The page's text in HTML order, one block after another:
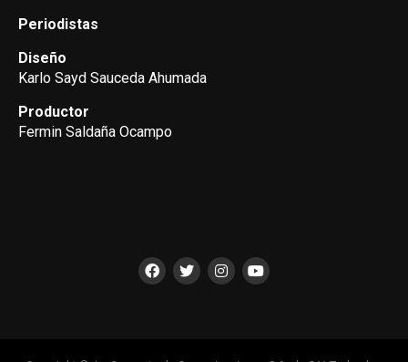
Periodistas
Diseño
Karlo Sayd Sauceda Ahumada
Productor
Fermin Saldaña Ocampo